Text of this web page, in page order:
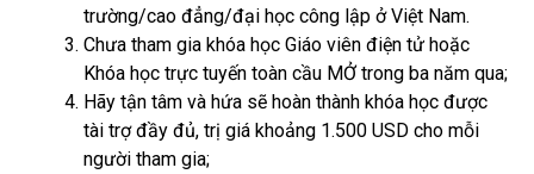
trường/cao đẳng/đại học công lập ở Việt Nam.
Chưa tham gia khóa học Giáo viên điện tử hoặc
Khóa học trực tuyến toàn cầu MỞ trong ba năm qua;
Hãy tận tâm và hứa sẽ hoàn thành khóa học được
tài trợ đầy đủ, trị giá khoảng 1.500 USD cho mỗi
người tham gia;